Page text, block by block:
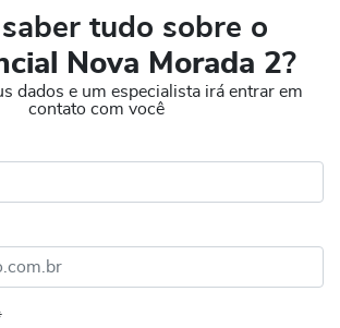
tudo sobre o
Nova Morada 2?
dados e um especialista irá entrar em
contato com você